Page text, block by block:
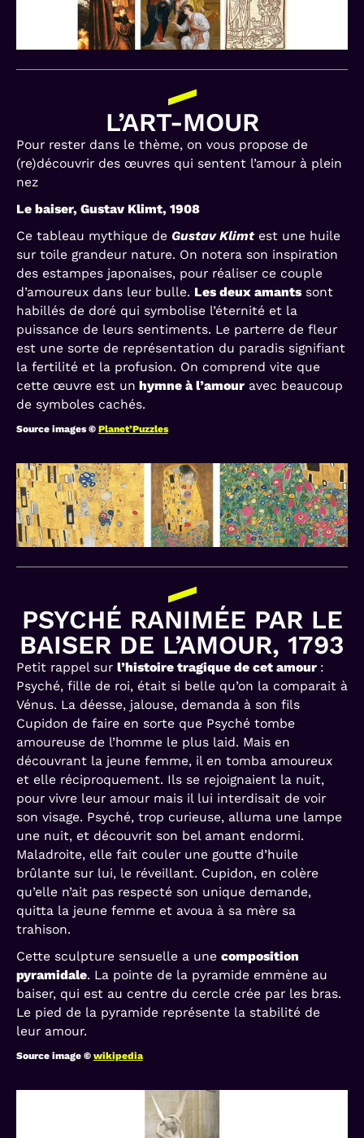
L’ART-MOUR
Pour rester dans le thème, on vous propose de
(re)découvrir des œuvres qui sentent l’amour à plein
nez
Le baiser, Gustav Klimt, 1908
Ce tableau mythique de Gustav Klimtest une huile
sur toile grandeur nature. On notera son inspiration
des estampes japonaises, pour réaliser ce couple
d’amoureux dans leur bulle. Les deux amantssont
habillés de doré qui symbolise l’éternité et la
puissance de leurs sentiments. Le parterre de fleur
est une sorte de représentation du paradis signifiant
la fertilité et la profusion. On comprend vite que
cette œuvre est un hymne à l’amouravec beaucoup
de symboles cachés.
Source images © Planet’Puzzles
PSYCHÉ RANIMÉE PAR LE
BAISER DE L’AMOUR, 1793
Petit rappel sur l’histoire tragique de cet amour :
Psyché, fille de roi, était si belle qu’on la comparait à
Vénus. La déesse, jalouse, demanda à son fils
Cupidon de faire en sorte que Psyché tombe
amoureuse de l’homme le plus laid. Mais en
découvrant la jeune femme, il en tomba amoureux
et elle réciproquement. Ils se rejoignaient la nuit,
pour vivre leur amour mais il lui interdisait de voir
son visage. Psyché, trop curieuse, alluma une lampe
une nuit, et découvrit son bel amant endormi.
Maladroite, elle fait couler une goutte d’huile
brûlante sur lui, le réveillant. Cupidon, en colère
qu’elle n’ait pas respecté son unique demande,
quitta la jeune femme et avoua à sa mère sa
trahison.
Cette sculpture sensuelle a une composition
pyramidale. La pointe de la pyramide emmène au
baiser, qui est au centre du cercle crée par les bras.
Le pied de la pyramide représente la stabilité de
leur amour.
Source image © wikipedia